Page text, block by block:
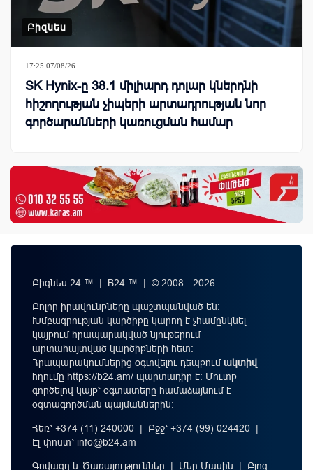
Բիզնես
17:25 07/08/26
SK Hynix-ը 38.1 միլիարդ դոլար կներդնի
հիշողության չիպերի արտադրության նոր
գործարանների կառուցման համար
Բիզնես 24 ™ | B24 ™ | © 2008 - 2026
Բոլոր իրավունքները պաշտպանված են:
Խմբագրության կարծիքը կարող է չհամընկնել
կայքում հրապարակված նյութերում
արտահայտված կարծիքների հետ:
Հրապարակումներից օգտվելու դեպքումակտիվ
հղումը https://b24.am/ պարտադիր է: Մուտք
գործելով կայք՝ օգտատերը համաձայնում է
օգտագործման պայմաններին։
Հեռ՝ +374 (11) 240000 | Բջջ՝ +374 (99) 024420 |
Էլ-փոստ՝ info@b24.am
Գովազդ և Ծառայություններ | Մեր Մասին | Բլոգ